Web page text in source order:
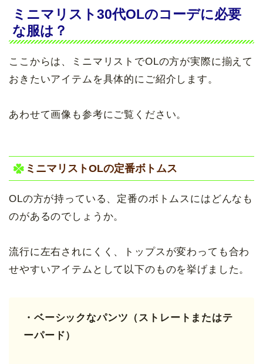
ミニマリスト30代OLのコーデに必要
な服は？
ここからは、ミニマリストでOLの方が実際に揃えて
おきたいアイテムを具体的にご紹介します。
あわせて画像も参考にご覧ください。
ミニマリストOLの定番ボトムス
OLの方が持っている、定番のボトムスにはどんなも
のがあるのでしょうか。
流行に左右されにくく、トップスが変わっても合わ
せやすいアイテムとして以下のものを挙げました。
・ベーシックなパンツ（ストレートまたはテ
ーパード）